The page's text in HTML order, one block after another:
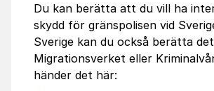
Du kan berätta att du vill ha
skydd för gränspolisen vid
Sverige kan du också berätta
Migrationsverket eller
händer det här: